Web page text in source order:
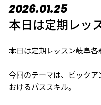
2026.01.25
本日は定期レッ
本日は定期レッスン岐阜各
今回のテーマは、ピック
おけるパススキル。